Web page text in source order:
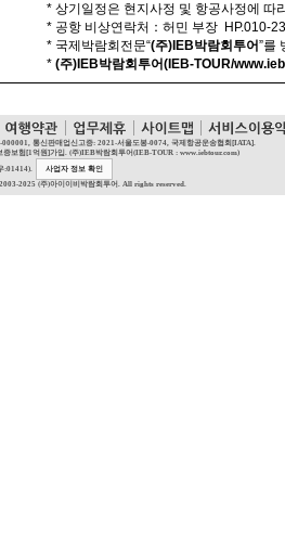
* 상기일정은 현지사정 및 항공사정에 따
* 공항 비상연락처：허민 부장 HP.010-
* 국제박람회전문“(주)IEB박람회투어”를
* (주)IEB박람회투어(IEB-TOUR/
통신판매업신고증: 2021-서울도봉-0074, 국제항공운송협회[IATA].
보험[1억원]가입. (주)IEB박람회투어(IEB-TOUR : www.iebtour.com)
:01414).
사업자 정보 확인
2025 (주)아이이비박람회투어. All rights reserved.